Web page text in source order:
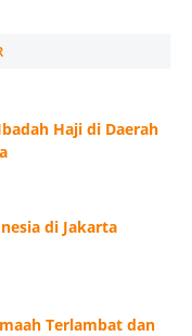
Haji di Daerah
di Jakarta
Terlambat dan